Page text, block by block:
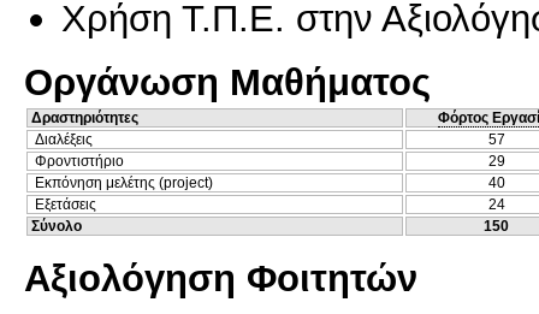
Χρήση Τ.Π.Ε. στην
Οργάνωση Μαθήματος
Δραστηριότητες
Φόρτος
Διαλέξεις
57
Φροντιστήριο
29
Εκπόνηση μελέτης (project)
40
Εξετάσεις
24
Σύνολο
150
Αξιολόγηση Φοιτητών